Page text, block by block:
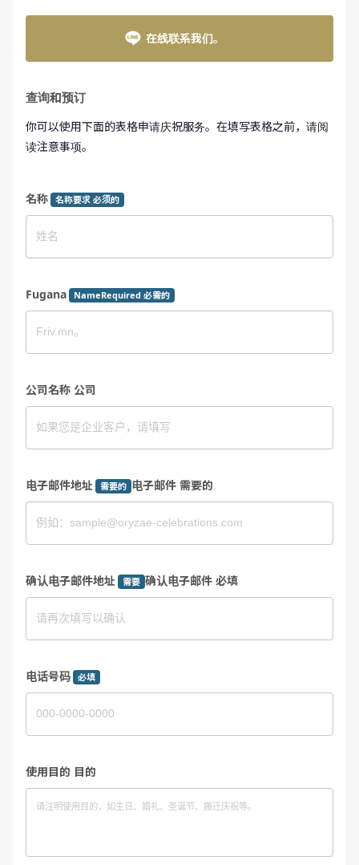
在线联系我们。
查询和预订
你可以使用下面的表格申请庆祝服务。在填写表格之前，请阅
读注意事项。
名称 名称要求 必须的
Fugana NameRequired 必需的
公司名称 公司
电子邮件地址 需要的 电子邮件 需要的
确认电子邮件地址 需要 确认电子邮件 必填
电话号码 必填
使用目的 目的